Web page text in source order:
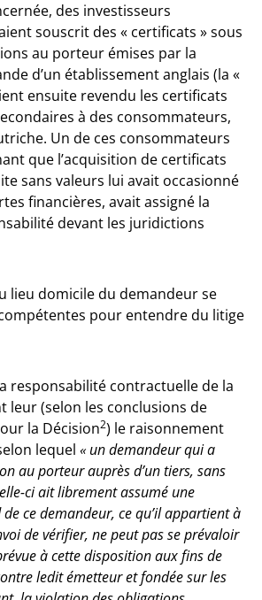
des investisseurs
souscrit des « certificats » sous
au porteur émises par la
d’un établissement anglais (la «
ensuite revendu les certificats
à des consommateurs,
Un de ces consommateurs
que l’acquisition de certificats
sans valeurs lui avait occasionné
financières, avait assigné la
devant les juridictions
lieu domicile du demandeur se
pour entendre du litige
responsabilité contractuelle de la
leur (selon les conclusions de
la Décision2) le raisonnement
lequel « un demandeur qui a
au porteur auprès d’un tiers, sans
ci ait librement assumé une
ce demandeur, ce qu’il appartient à
de vérifier, ne peut pas se prévaloir
à cette disposition aux fins de
ledit émetteur et fondée sur les